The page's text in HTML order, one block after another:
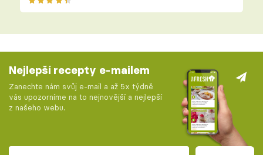
Nejlepší recepty e-mailem
Zanechte nám svůj e-mail a až 5x týdně
vás upozorníme na to nejnovější a nejlepší
z našeho webu.